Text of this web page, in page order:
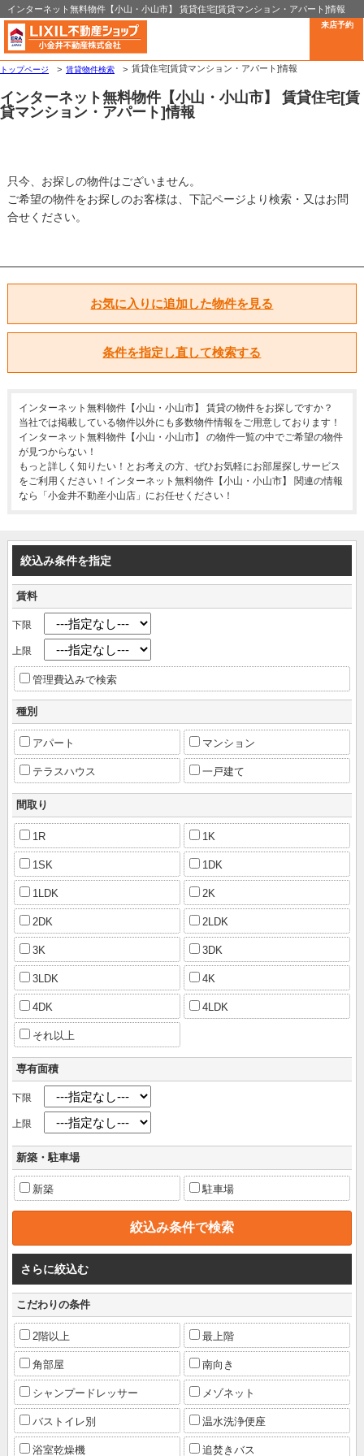
インターネット無料物件【小山・小山市】 賃貸住宅[賃貸マンション・アパート]情報
来店予約
トップページ 賃貸物件検索 賃貸住宅[賃貸マンション・アパート]情報
インターネット無料物件【小山・小山市】 賃貸住宅[賃
貸マンション・アパート]情報
只今、お探しの物件はございません。
ご希望の物件をお探しのお客様は、下記ページより検索・又はお問
合せください。
お気に入りに追加した物件を見る
条件を指定し直して検索する
インターネット無料物件【小山・小山市】 賃貸の物件をお探しですか？
当社では掲載している物件以外にも多数物件情報をご用意しております！
インターネット無料物件【小山・小山市】 の物件一覧の中でご希望の物件
が見つからない！
もっと詳しく知りたい！とお考えの方、ぜひお気軽にお部屋探しサービス
をご利用ください！インターネット無料物件【小山・小山市】 関連の情報
なら「小金井不動産小山店」にお任せください！
絞込み条件を指定
賃料
下限
上限
管理費込みで検索
種別
アパート マンション
テラスハウス 一戸建て
間取り
1R 1K
1SK 1DK
1LDK 2K
2DK 2LDK
3K 3DK
3LDK 4K
4DK 4LDK
それ以上
専有面積
下限
上限
新築・駐車場
新築 駐車場
さらに絞込む
こだわりの条件
2階以上 最上階
角部屋 南向き
シャンプードレッサー メゾネット
バストイレ別 温水洗浄便座
浴室乾燥機 追焚きバス